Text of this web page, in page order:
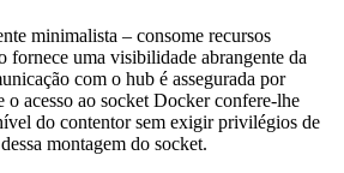
minimalista – consome recursos
fornece uma visibilidade abrangente da
com o hub é assegurada por
o acesso ao socket Docker confere-lhe
do contentor sem exigir privilégios de
montagem do socket.